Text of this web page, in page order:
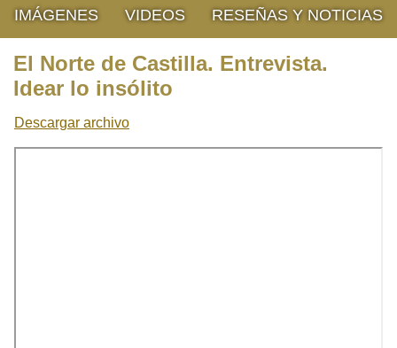
IMÁGENES VIDEOS RESEÑAS Y NOTICIAS
El Norte de Castilla. Entrevista.
Idear lo insólito
Descargar archivo